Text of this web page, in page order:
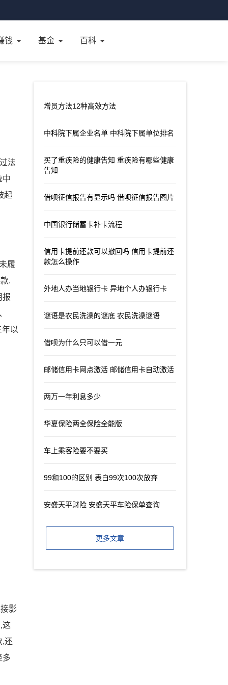
钱 基金 百科
法
中
起
履
.
报
以
影
这
,还
多
增员方法12种高效方法
中科院下属企业名单 中科院下属单位排名
买了重疾险的健康告知 重疾险有哪些健康
告知
借呗征信报告有显示吗 借呗征信报告图片
中国银行储蓄卡补卡流程
信用卡提前还款可以撤回吗 信用卡提前还
款怎么操作
外地人办当地银行卡 异地个人办银行卡
谜语是农民洗澡的谜底 农民洗澡谜语
借呗为什么只可以借一元
邮储信用卡网点激活 邮储信用卡自动激活
两万一年利息多少
华夏保险两全保险全能版
车上乘客险要不要买
99和100的区别 表白99次100次放弃
安盛天平财险 安盛天平车险保单查询
更多文章